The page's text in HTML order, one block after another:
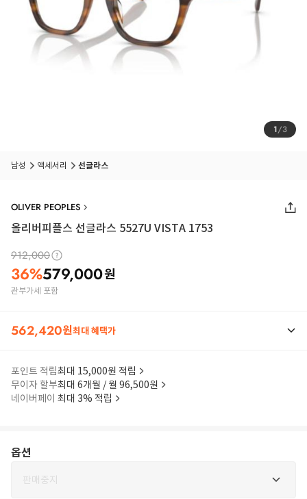
1/3
남성 액세서리 선글라스
OLIVER PEOPLES
올리버피플스 선글라스 5527U VISTA 1753
912,000
36%579,000원
관부가세 포함
562,420원최대 혜택가
포인트 적립최대 15,000원 적립
무이자 할부최대 6개월 / 월 96,500원
네이버페이 최대 3% 적립
옵션
판매중지